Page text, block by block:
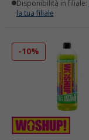
Disponibilità in filiale:
la tua filiale
-10%